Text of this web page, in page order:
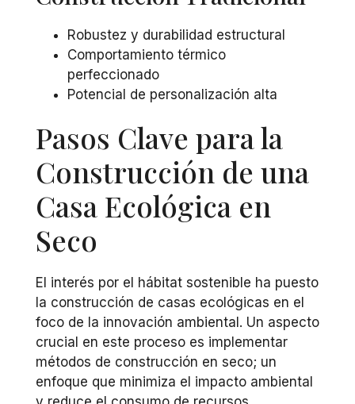
Robustez y durabilidad estructural
Comportamiento térmico
perfeccionado
Potencial de personalización alta
Pasos Clave para la
Construcción de una
Casa Ecológica en
Seco
El interés por el hábitat sostenible ha puesto
la construcción de casas ecológicas en el
foco de la innovación ambiental. Un aspecto
crucial en este proceso es implementar
métodos de construcción en seco; un
enfoque que minimiza el impacto ambiental